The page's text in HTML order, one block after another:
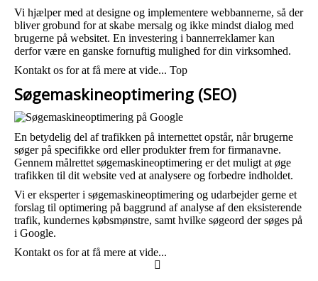
Vi hjælper med at designe og implementere webbannerne, så der
bliver grobund for at skabe mersalg og ikke mindst dialog med
brugerne på websitet. En investering i bannerreklamer kan
derfor være en ganske fornuftig mulighed for din virksomhed.
Kontakt os for at få mere at vide... Top
Søgemaskineoptimering (SEO)
En betydelig del af trafikken på internettet opstår, når brugerne
søger på specifikke ord eller produkter frem for firmanavne.
Gennem målrettet søgemaskineoptimering er det muligt at øge
trafikken til dit website ved at analysere og forbedre indholdet.
Vi er eksperter i søgemaskineoptimering og udarbejder gerne et
forslag til optimering på baggrund af analyse af den eksisterende
trafik, kundernes købsmønstre, samt hvilke søgeord der søges på
i Google.
Kontakt os for at få mere at vide...